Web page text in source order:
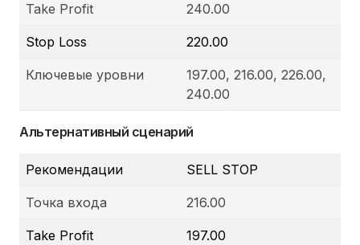
Take Profit 240.00
Stop Loss 220.00
Ключевые уровни
197.00, 216.00, 226.00,
240.00
Альтернативный сценарий
Рекомендации SELL STOP
Точка входа 216.00
Take Profit 197.00